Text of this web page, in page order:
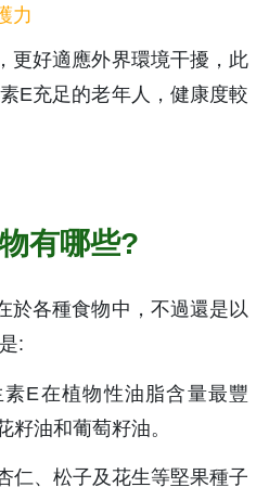
力
更好適應外界環境干擾，此
E充足的老年人，健康度較
有哪些?
於各種食物中，不過還是以
:
E在植物性油脂含量最豐
籽油和葡萄籽油。
仁、松子及花生等堅果種子